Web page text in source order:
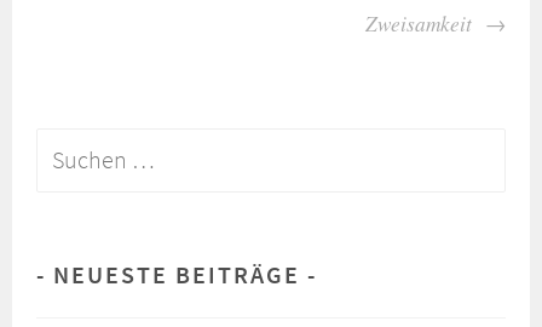
Zweisamkeit
Suchen
NEUESTE BEITRÄGE